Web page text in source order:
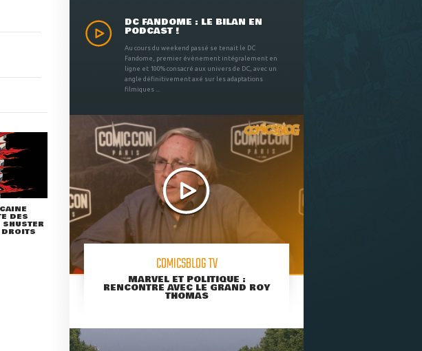
DES
DC FANDOME : LE BILAN EN
PODCAST !
Au cours du weekend passé se tenait le DC
Fandome, premier évènement intégralement en
ligne et 100% consacré aux univers de DC, avec un
angle définitivement axé sur les adaptations
filmiques ...
COMICSBLOG TV
MARVEL ET POLITIQUE :
RENCONTRE AVEC LE GRAND ROY
THOMAS